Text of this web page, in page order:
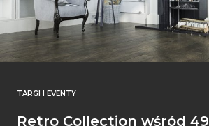
TARGI I EVENTY
Retro Collection wśród 49